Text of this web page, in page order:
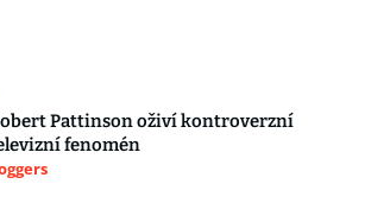
Pattinson oživí kontroverzní
fenomén